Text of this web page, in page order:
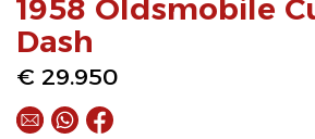
1958 Oldsmobile
Dash
€ 29.950